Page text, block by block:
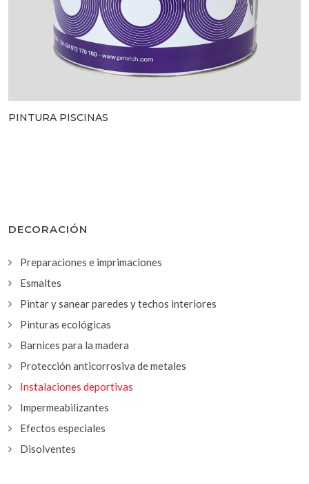
PINTURA PISCINAS
DECORACIÓN
Preparaciones e imprimaciones
Esmaltes
Pintar y sanear paredes y techos interiores
Pinturas ecológicas
Barnices para la madera
Protección anticorrosiva de metales
Instalaciones deportivas
Impermeabilizantes
Efectos especiales
Disolventes